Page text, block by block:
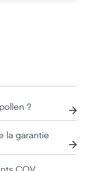
?
la garantie